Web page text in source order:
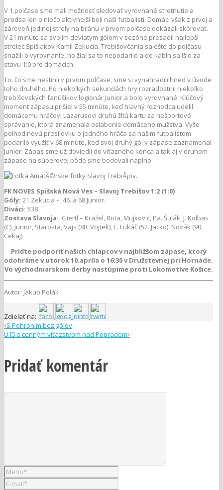
V 1.polčase sme mali možnosť sledovať vyrovnané stretnutie a
predsa len o niečo aktívnejší boli naši futbalisti. Domáci však z prvej a
zároveň jedinej strely na bránu v prvom polčase dokázali skórovať.
V 21.minúte sa svojím deviatym gólom v sezóne presadil najlepší
strelec Spišiakov Kamil Zekucia. Trebišovčania sa ešte do polčasu
snažili o vyrovnanie, no žiaľ sa to nepodarilo a do kabín sa išlo za
stavu 1:0 pre domácich.
To, čo sme nestihli v prvom polčase, sme si vynahradili hneď v úvode
toho druhého. Po niekoľkých sekundách hry rozradostnil niekoľko
trebišovských fanúšikov legionár Junior a bolo vyrovnané. Kľúčový
moment zápasu prišiel v 55.minúte, keď hlavný rozhodca udelil
domácemu hráčovi Lazarusovi druhú žltú kartu za nešportové
správanie, ktorá znamenala oslabenie domáceho mužstva. Vyše
polhodinovú presilovku o jedného hráča sa našim futbalistom
podarilo využiť v 68.minúte, keď svoj druhý gól v zápase zaznamenal
Junior. Zápas sme už doviedli do víťazného konca a tak aj v druhom
zápase na súperovej pôde sme bodovali naplno.
FK NOVES Spišská Nová Ves – Slavoj Trebišov 1:2 (1:0)
Góly: 21.Zekucia – 46. a 68.Junior.
Diváci: 538
Zostava Slavoja: Giertl – Kražel, Rota, Mujković, Pa. Šuľák, J. Kolbas
(C), Junior, Starosta, Vajs (88. Vojtek), E. Lukáč (52. Jacko), Novák (90.
Cekaj).
Príďte podporiť našich chlapcov v najbližšom zápase, ktorý
odohráme v utorok 10.apríla o 16:30 v Družstevnej pri Hornáde.
Vo východniarskom derby nastúpime proti Lokomotíve Košice.
Autor: Jakub Polák
Zdieľať na:
S Pohroním bez gólov
U15 s cenným víťazstvom nad Popradom
Pridať komentár